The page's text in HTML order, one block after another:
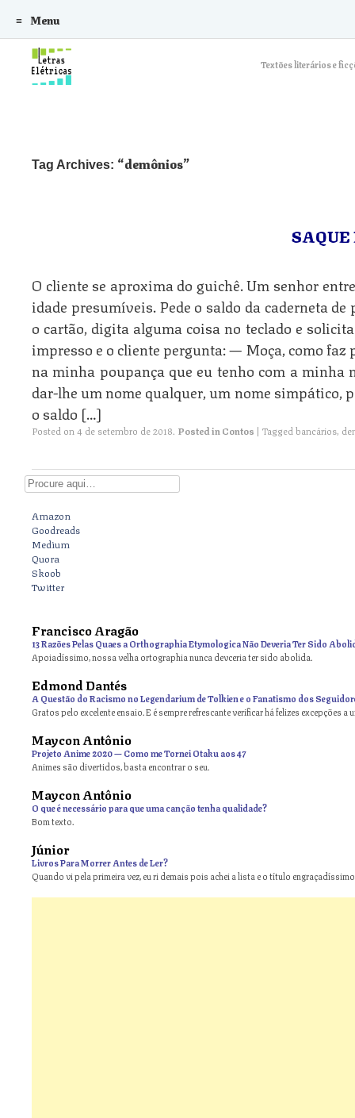
Textões literários e
Menu
Skip to content
Tag Archives: demônios
O cliente se aproxima do guichê. Um senhor
idade presumíveis. Pede o saldo da caderneta
o cartão, digita alguma coisa no teclado e
impresso e o cliente pergunta: — Moça, como faz
na minha poupança que eu tenho com a
dar-lhe um nome qualquer, um nome simpático,
o saldo […]
Posted on 4 de setembro de 2018. Posted in Contos | Tagged bancários,
Digite aqui
Amazon
Goodreads
Medium
Quora
Skoob
Twitter
Francisco Aragão
13 Razões Pelas Quaes a Orthographia Etymologica Não Deveria Ter Sido
Apoiadíssimo, nossa velha ortographia nunca devceria ter sido abolida.
Edmond Dantés
A Questão do Racismo no Legendarium de Tolkien e o Fanatismo dos
Gratos pelo excelente ensaio. E é sempre refrescante verificar há felizes excepções a
Maycon Antônio
Projeto Anime 2020 — Como me Tornei Otaku aos 47
Animes são divertidos, basta encontrar o seu.
Maycon Antônio
O que é necessário para que uma canção tenha qualidade?
Bom texto.
Júnior
Livros Para Morrer Antes de Ler?
Quando vi pela primeira vez, eu ri demais pois achei a lista e o título